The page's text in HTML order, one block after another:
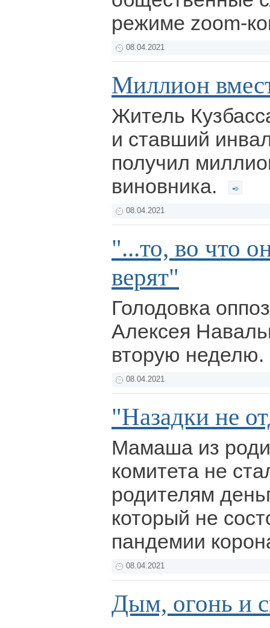
режиме zoom-
08.04.2021
Миллион
Житель
и ставший
получил
виновника.
08.04.2021
"...то, во что
верят"
Голодовка
Алексея
вторую неделю.
08.04.2021
"Назадки не
Мамаша из
комитета не
родителям
который не
пандемии
08.04.2021
Дым, огонь и